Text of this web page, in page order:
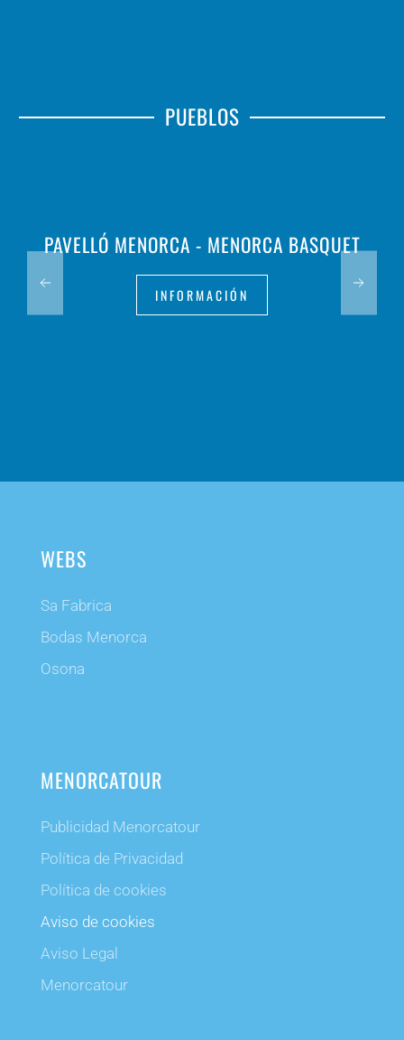
PUEBLOS
PAVELLÓ MENORCA - MENORCA BASQUET
INFORMACIÓN
WEBS
Sa Fabrica
Bodas Menorca
Osona
MENORCATOUR
Publicidad Menorcatour
Política de Privacidad
Política de cookies
Aviso de cookies
Aviso Legal
Menorcatour